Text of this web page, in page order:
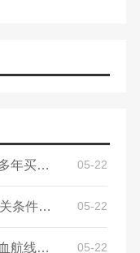
只狼怎么存钱到钱袋（自己把存了多年买房的钱借给朋友周转，结果被骗了，朋友现在一直说没钱该怎么办） 05-22
腐烂国度2医生同盟（腐烂国度2通关条件有哪些，游戏通关条件一览） 05-22
热血航线知识渊博的她（航海王热血航线哪个女帝厉害） 05-22